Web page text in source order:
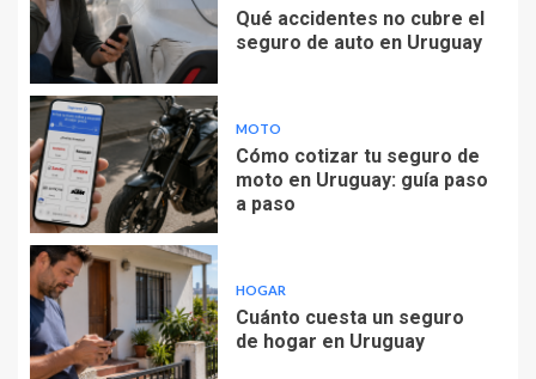
Qué accidentes no cubre el
seguro de auto en Uruguay
MOTO
Cómo cotizar tu seguro de
moto en Uruguay: guía paso
a paso
HOGAR
Cuánto cuesta un seguro
de hogar en Uruguay